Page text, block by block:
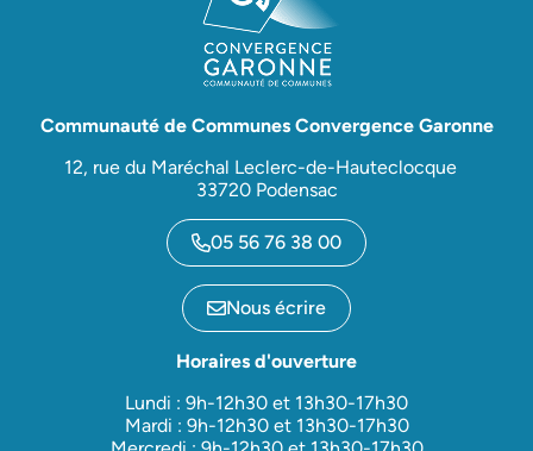
Communauté de Communes Convergence Garonne
12, rue du Maréchal Leclerc-de-Hauteclocque
33720 Podensac
05 56 76 38 00
Nous écrire
Horaires d'ouverture
Lundi : 9h-12h30 et 13h30-17h30
Mardi : 9h-12h30 et 13h30-17h30